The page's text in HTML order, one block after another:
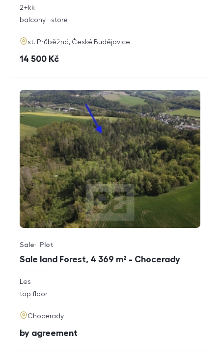
rozměry
disposition
2+kk
funkce
balcony store
adresa
st. Průběžná, České Budějovice
cena
14 500 Kč
Sale land Forest, 4 369 m² - Chocerady
Offer type
Sale
Property type
Plot
rozměry
disposition
Les
funkce
top floor
adresa
Chocerady
cena
by agreement